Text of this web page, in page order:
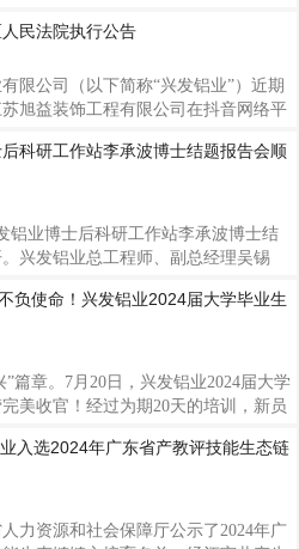
，通过一系列举措，致力于打造一支
新精神的团队，以进一步
业综合实力200强第173位和2024中国
强第94位，彰显了兴发铝业在中国铝
进地位。据悉，此次榜单的发布是中
对我国制造业企业进行全面、科学、
采集与深入分析，严格按照营业收
利润总额、所有者权益、研发投入、
度指标进行综合评分，并邀请百位
民法院执行公告
限公司（以下简称“兴发铝业”）近期
旭益装饰工程有限公司在抖音网络平
造清朗健康的市场环境，兴发铝业已
现将法院判决内容《佛山市三水区人
》予以公布。请广大消费者不要轻信
被不实信息误导。兴发铝业也将、恶
法违规行为坚决从严查处，绝不姑
。我们将一如既往地努力提供更好的
守诚信经营理念。希望大家共
科研工作站李承波博士结题报告会顺
铝业博士后科研工作站李承波博士结
兴发铝业总工程师、副总经理吴锡
博士等出席会议。报告会上，李承波博
间的研究课题《汽车用高强韧7xxx 铝
调控研究》作结题汇报，详细阐述了新
化铝合金的背景及市场，系统解读了
变形行为研究，深入剖析了挤压模拟及
火敏感性研究，探讨了时效对7005铝
影响。专家们认真聆听了李承波
负使命！兴发铝业2024届大学毕业生
”篇章。7月20日，兴发铝业2024届大学
美收官！经过为期20天的培训，新员
态和思维上逐渐适应了职场的要求。
子蜕变成了充满朝气和活力的职场新
勃发展注入了强大的新动力。在培训
注重个人技能的提升，更重视团队协
入选2024年广东省产教评技能生态链
力资源和社会保障厅公示了2024年广